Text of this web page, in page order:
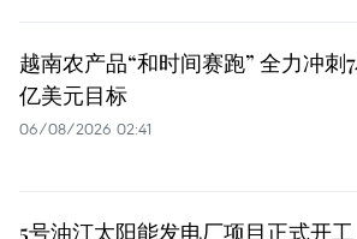
越南农产品“和时间赛跑” 全力冲刺
亿美元目标
06/08/2026 02:41
5号油汀太阳能发电厂项目正式开工